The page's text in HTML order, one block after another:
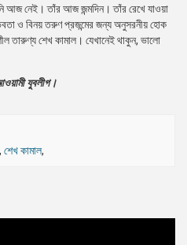
নেই। তাঁর আজ জন্মদিন। তাঁর রেখে যাওয়া
ও বিনয় তরুণ প্রজন্মের জন্য অনুসরনীয় হোক
তারুণ্য শেখ কামাল। যেখানেই থাকুন, ভালো
আওয়ামী যুবলীগ।
, শেখ কামাল,